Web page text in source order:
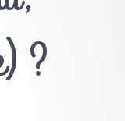
?